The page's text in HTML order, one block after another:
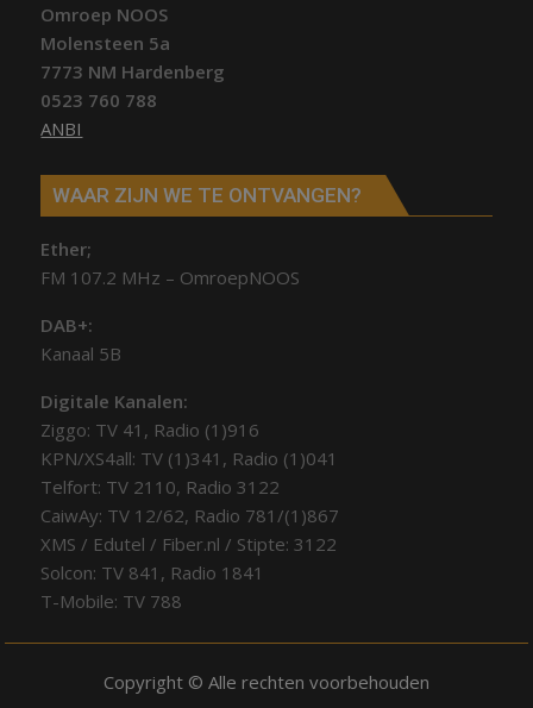
Omroep NOOS
Molensteen 5a
7773 NM Hardenberg
0523 760 788
ANBI
WAAR ZIJN WE TE ONTVANGEN?
Ether;
FM 107.2 MHz – OmroepNOOS
DAB+:
Kanaal 5B
Digitale Kanalen:
Ziggo: TV 41, Radio (1)916
KPN/XS4all: TV (1)341, Radio (1)041
Telfort: TV 2110, Radio 3122
CaiwAy: TV 12/62, Radio 781/(1)867
XMS / Edutel / Fiber.nl / Stipte: 3122
Solcon: TV 841, Radio 1841
T-Mobile: TV 788
Copyright © Alle rechten voorbehouden